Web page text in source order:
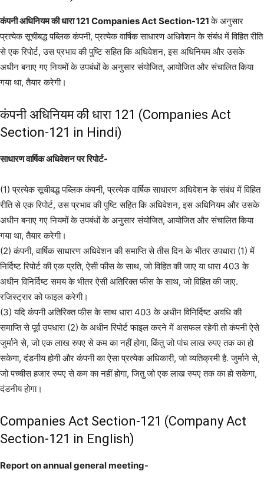
कंपनी अधिनियम की धारा 121 Companies Act Section-121के अनुसार
प्रत्येक सूचीबद्ध पब्लिक कंपनी, प्रत्येक वार्षिक साधारण अधिवेशन के संबंध में विहित रीति
से एक रिपोर्ट, उस प्रभाव की पुष्टि सहित कि अधिवेशन, इस अधिनियम और उसके
अधीन बनाए गए नियमों के उपबंधों के अनुसार संयोजित, आयोजित और संचालित किया
गया था, तैयार करेगी।
कंपनी अधिनियम की धारा 121 (Companies Act
Section-121 in Hindi)
साधारण वार्षिक अधिवेशन पर रिपोर्ट-
(1) प्रत्येक सूचीबद्ध पब्लिक कंपनी, प्रत्येक वार्षिक साधारण अधिवेशन के संबंध में विहित
रीति से एक रिपोर्ट, उस प्रभाव की पुष्टि सहित कि अधिवेशन, इस अधिनियम और उसके
अधीन बनाए गए नियमों के उपबंधों के अनुसार संयोजित, आयोजित और संचालित किया
गया था, तैयार करेगी।
(2) कंपनी, वार्षिक साधारण अधिवेशन की समाप्ति से तीस दिन के भीतर उपधारा (1) में
निर्दिष्ट रिपोर्ट की एक प्रति, ऐसी फीस के साथ, जो विहित की जाए या धारा 403 के
अधीन विनिर्दिष्ट समय के भीतर ऐसी अतिरिक्त फीस के साथ, जो विहित की जाए.
रजिस्ट्रार को फाइल करेगी।
(3) यदि कंपनी अतिरिक्त फीस के साथ धारा 403 के अधीन विनिर्दिष्ट अवधि की
समाप्ति से पूर्व उपधारा (2) के अधीन रिपोर्ट फाइल करने में असफल रहेगी तो कंपनी ऐसे
जुर्माने से, जो एक लाख रुपए से कम का नहीं होगा, किंतु जो पांच लाख रुपए तक का हो
सकेगा, दंडनीय होगी और कंपनी का ऐसा प्रत्येक अधिकारी, जो व्यतिक्रमी है. जुर्माने से,
जो पच्चीस हजार रुपए से कम का नहीं होगा, जितु जो एक लाख रुपए तक का हो सकेगा,
दंडनीय होगा।
Companies Act Section-121 (Company Act
Section-121 in English)
Report on annual general meeting-